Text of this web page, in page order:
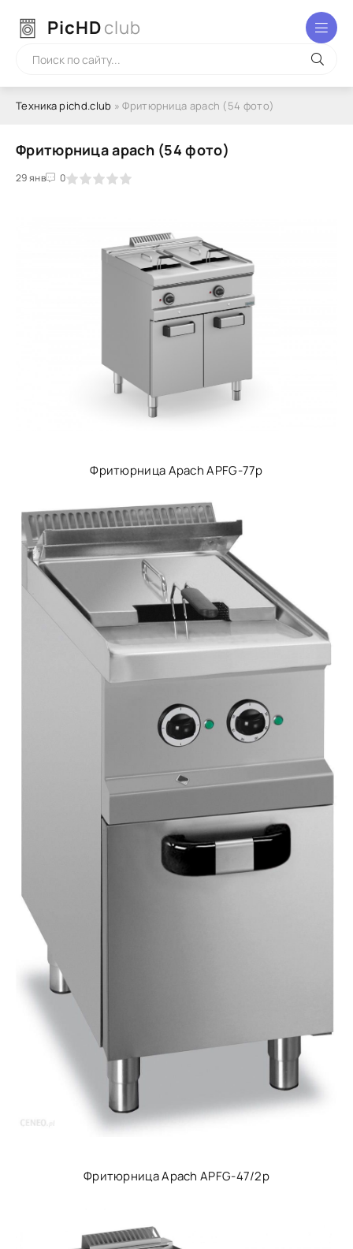
PicHDclub
Техника pichd.club » Фритюрница apach (54 фото)
Фритюрница apach (54 фото)
29 янв 0
3 4 5
Фритюрница Apach APFG-77p
Фритюрница Apach APFG-47/2p